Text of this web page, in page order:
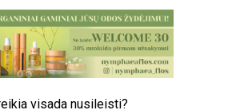
visada nusileisti?